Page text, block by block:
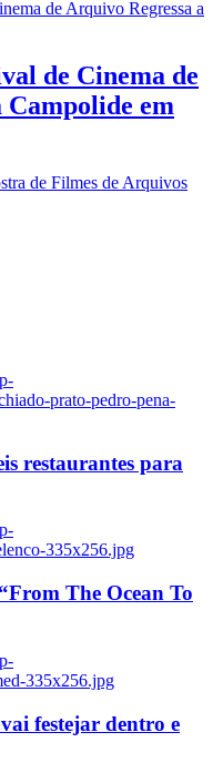
de Cinema de
Campolide em
de Filmes de Arquivos
prato-pedro-pena-
restaurantes para
335x256.jpg
The Ocean To
335x256.jpg
festejar dentro e